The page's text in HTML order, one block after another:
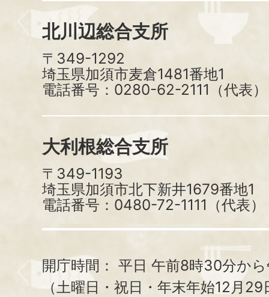
北川辺総合支所
〒349-1292
埼玉県加須市麦倉1481番地1
電話番号：0280-62-2111（代表）
大利根総合支所
〒349-1193
埼玉県加須市北下新井1679番地1
電話番号：0480-72-1111（代表）
開庁時間： 平日 午前8時30分か
（土曜日・祝日・年末年始12月